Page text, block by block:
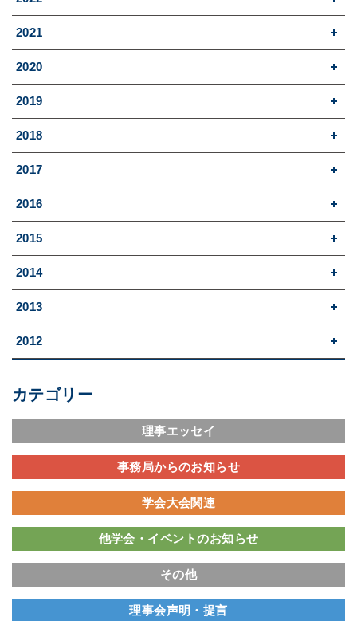
2021
2020
2019
2018
2017
2016
2015
2014
2013
2012
カテゴリー
理事エッセイ
事務局からのお知らせ
学会大会関連
他学会・イベントのお知らせ
その他
理事会声明・提言